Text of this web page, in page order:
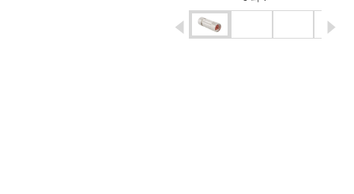
igus-icon-arrow-left